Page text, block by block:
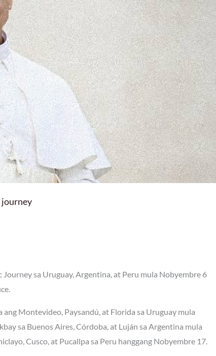
journey
sa Uruguay, Argentina, at Peru mula Nobyembre 6
Montevideo, Paysandú, at Florida sa Uruguay mula
sa Buenos Aires, Córdoba, at Luján sa Argentina mula
Cusco, at Pucallpa sa Peru hanggang Nobyembre 17.